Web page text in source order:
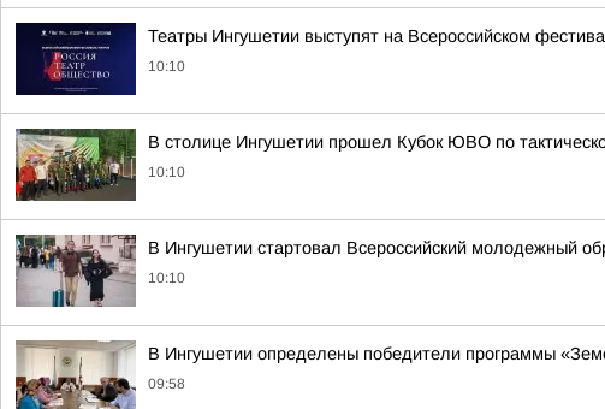
Театры Ингушетии выступят на Всероссийском
10:10
В столице Ингушетии прошел Кубок ЮВО по
10:10
В Ингушетии стартовал Всероссийский молодежный
10:10
В Ингушетии определены победители программы
09:58